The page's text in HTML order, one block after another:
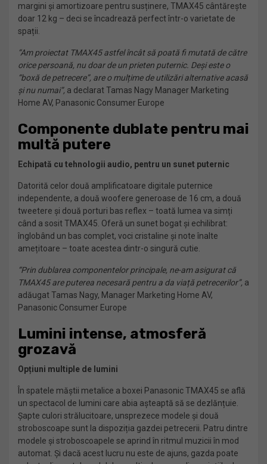
margini și amortizoare pentru susținere, TMAX45 cântărește
doar 12 kg – deci se încadrează perfect într-o varietate de
spații.
“Am proiectat TMAX45 astfel încât să poată fi mutată de către
orice persoană, nu doar de un prieten puternic. Deși este o
“boxă de petrecere”, are o mulțime de utilizări alternative acasă
și nu numai”, a declaratTamas Nagy Manager Marketing
Home AV, Panasonic Consumer Europe
Componente dublate pentru mai
multă putere
Echipată cu tehnologii audio, pentru un sunet puternic
Datorită celor două amplificatoare digitale puternice
independente, a două woofere generoase de 16 cm, a două
tweetere și două porturi bas reflex – toată lumea va simți
când a sosit TMAX45. Oferă un sunet bogat și echilibrat:
înglobând un bas complet, voci cristaline și note înalte
amețitoare – toate acestea dintr-o singură cutie.
“Prin dublarea componentelor principale, ne-am asigurat că
TMAX45 are puterea necesară pentru a da viață petrecerilor”, a
adăugat Tamas Nagy, Manager Marketing Home AV,
Panasonic Consumer Europe
Lumini intense, atmosferă
grozavă
Opțiuni multiple de lumini
În spatele măștii metalice a boxei Panasonic TMAX45 se află
un spectacol de lumini care abia așteaptă să se dezlănțuie.
Șapte culori strălucitoare, unsprezece modele și două
stroboscoape sunt la dispoziția gazdei petrecerii. Patru dintre
modele și stroboscoapele se aprind în ritmul muzicii în mod
automat. Și dacă acest lucru nu este de ajuns, gazda poate